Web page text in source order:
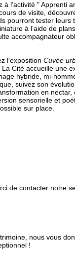
à l'activité " Apprenti
de visite,
pourront tester leurs
à l’aide de
accompagnateur
l'exposition Cuvée
La Cité accueille une
hybride, mi-
suivez son
en nectar,
sensorielle et
sur place.
de contacter notre
nous vous
!